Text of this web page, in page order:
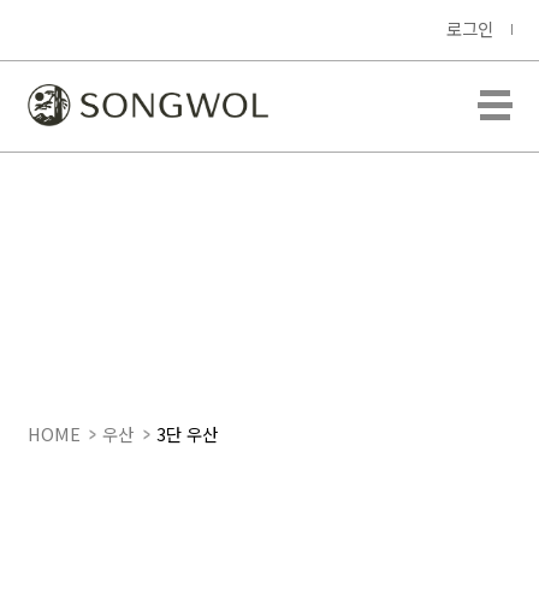
로그인
HOME 우산 3단 우산CM 3단 완자63